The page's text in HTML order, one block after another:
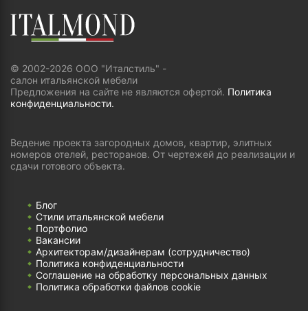
© 2002-2026 ООО "Италстиль" -
салон итальянской мебели
Предложения на сайте не являются офертой. Политика
конфиденциальности.
Ведение проекта загородных домов, квартир, элитных
номеров отелей, ресторанов. От чертежей до реализации и
сдачи готового объекта.
Блог
Стили итальянской мебели
Портфолио
Вакансии
Архитекторам/дизайнерам (cотрудничество)
Политика конфиденциальности
Соглашение на обработку персональных данных
Политика обработки файлов cookie